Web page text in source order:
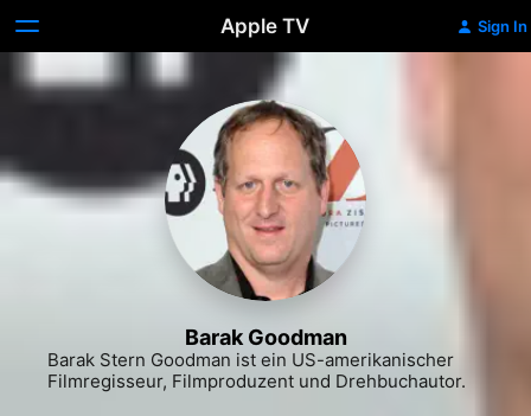
Apple TV Sign In
Barak Goodman
Barak Stern Goodman ist ein US-amerikanischer
Filmregisseur, Filmproduzent und Drehbuchautor.